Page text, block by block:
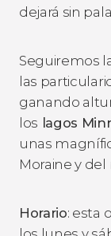
dejará sin
Seguiremos
las
ganando
los lagos
unas
Moraine y
Horario: esta